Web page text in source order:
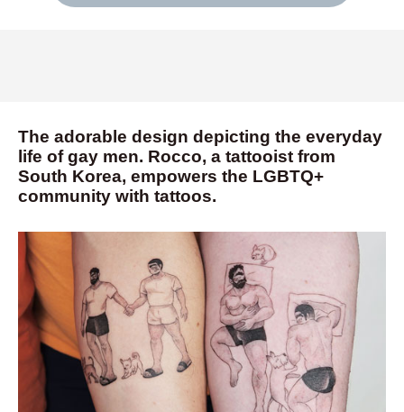
The adorable design depicting the everyday
life of gay men. Rocco, a tattooist from
South Korea, empowers the LGBTQ+
community with tattoos.